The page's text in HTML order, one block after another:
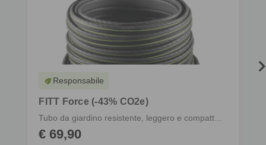
ecoResponsabile
FITT Force (-43% CO2e)
Tubo da giardino resistente, leggero e compatto, completo di raccordi
€ 69,90